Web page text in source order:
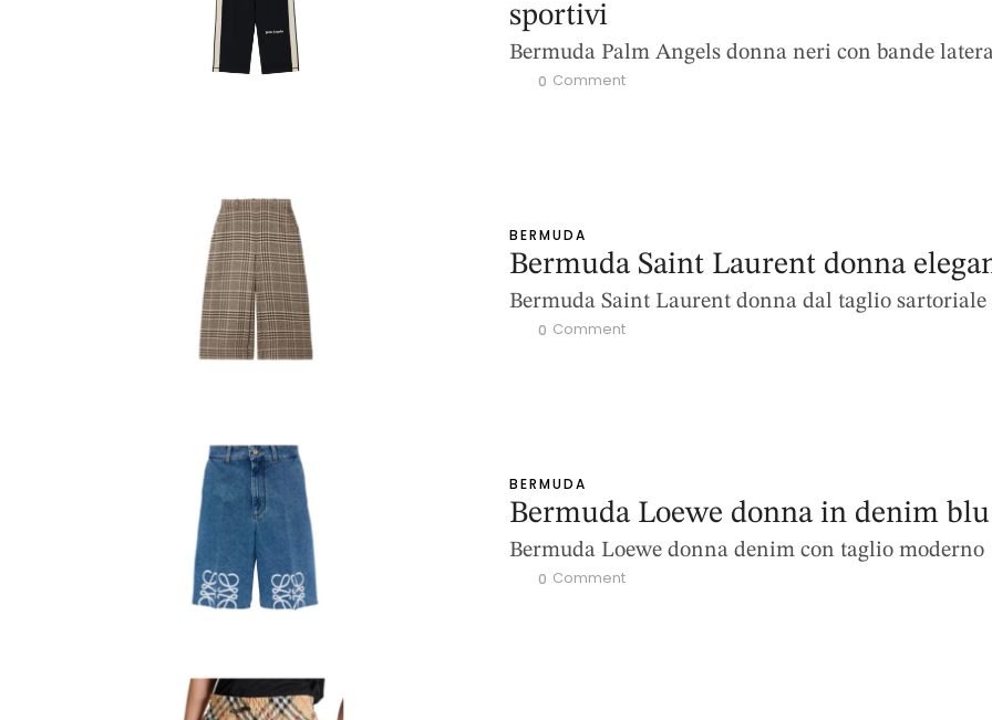
sportivi
Bermuda Palm Angels donna neri con bande
0 Comment
BERMUDA
Bermuda Saint Laurent donna
Bermuda Saint Laurent donna dal taglio sartoriale
0 Comment
BERMUDA
Bermuda Loewe donna in denim blu
Bermuda Loewe donna denim con taglio moderno
0 Comment